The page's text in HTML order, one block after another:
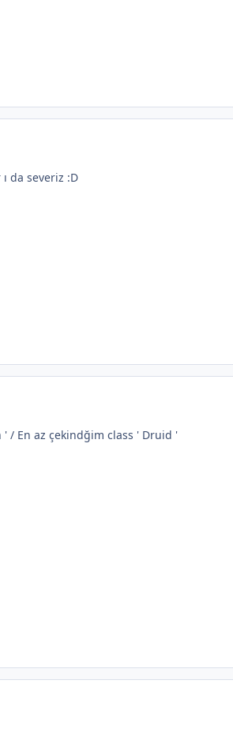
da severiz :D
/ En az çekindğim class ' Druid '